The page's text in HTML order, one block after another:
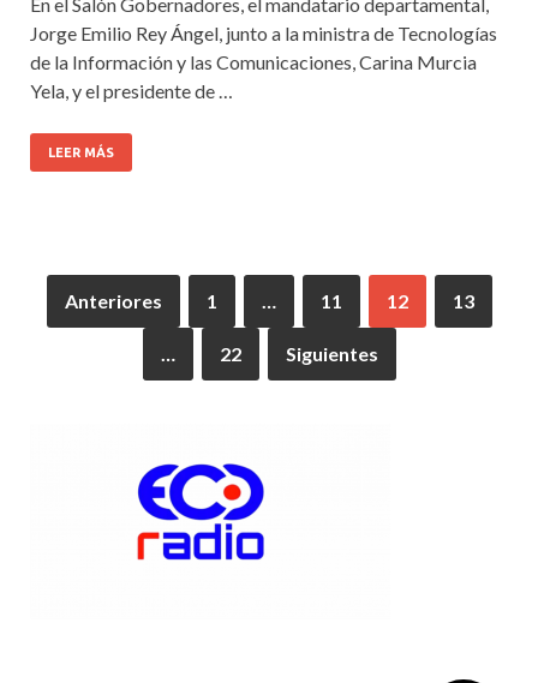
En el Salón Gobernadores, el mandatario departamental,
Jorge Emilio Rey Ángel, junto a la ministra de Tecnologías
de la Información y las Comunicaciones, Carina Murcia
Yela, y el presidente de …
LEER MÁS
Anteriores 1 … 11 12 13
… 22 Siguientes